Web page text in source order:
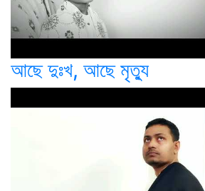
আছে দুঃখ, আছে মৃত্যু